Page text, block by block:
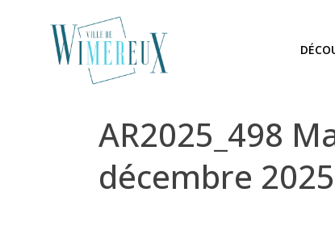
AR2025_498
décembre 2025